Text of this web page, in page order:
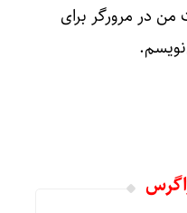
من در مرورگر برای